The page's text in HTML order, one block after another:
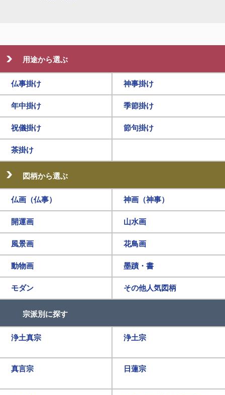
用途から選ぶ
仏事掛け 神事掛け
年中掛け 季節掛け
祝儀掛け 節句掛け
茶掛け
図柄から選ぶ
仏画（仏事） 神画（神事）
開運画 山水画
風景画 花鳥画
動物画 墨蹟・書
モダン その他人気図柄
宗派別に探す
浄土真宗 浄土宗
真言宗 日蓮宗